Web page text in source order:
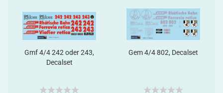
Gmf 4/4 242 oder 243,
Decalset
Gem 4/4 802, Decalset